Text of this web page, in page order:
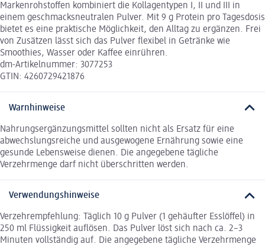
Markenrohstoffen kombiniert die Kollagentypen I, II und III in
einem geschmacksneutralen Pulver. Mit 9 g Protein pro Tagesdosis
bietet es eine praktische Möglichkeit, den Alltag zu ergänzen. Frei
von Zusätzen lässt sich das Pulver flexibel in Getränke wie
Smoothies, Wasser oder Kaffee einrühren.
dm-Artikelnummer: 3077253
GTIN: 4260729421876
Warnhinweise
Nahrungsergänzungsmittel sollten nicht als Ersatz für eine
abwechslungsreiche und ausgewogene Ernährung sowie eine
gesunde Lebensweise dienen. Die angegebene tägliche
Verzehrmenge darf nicht überschritten werden.
Verwendungshinweise
Verzehrempfehlung: Täglich 10 g Pulver (1 gehäufter Esslöffel) in
250 ml Flüssigkeit auflösen. Das Pulver löst sich nach ca. 2–3
Minuten vollständig auf. Die angegebene tägliche Verzehrmenge